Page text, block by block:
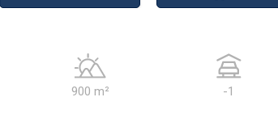
900 m² -1